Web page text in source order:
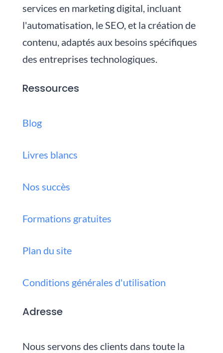
services en marketing digital, incluant
l'automatisation, le SEO, et la création de
contenu, adaptés aux besoins spécifiques
des entreprises technologiques.
Ressources
Blog
Livres blancs
Nos succès
Formations gratuites
Plan du site
Conditions générales d'utilisation
Adresse
Nous servons des clients dans toute la